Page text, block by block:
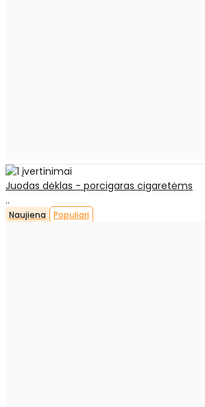
Juodas dėklas - porcigaras cigaretėms
..
Naujiena Populiari